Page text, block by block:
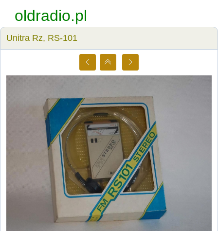
oldradio.pl
Unitra Rz, RS-101